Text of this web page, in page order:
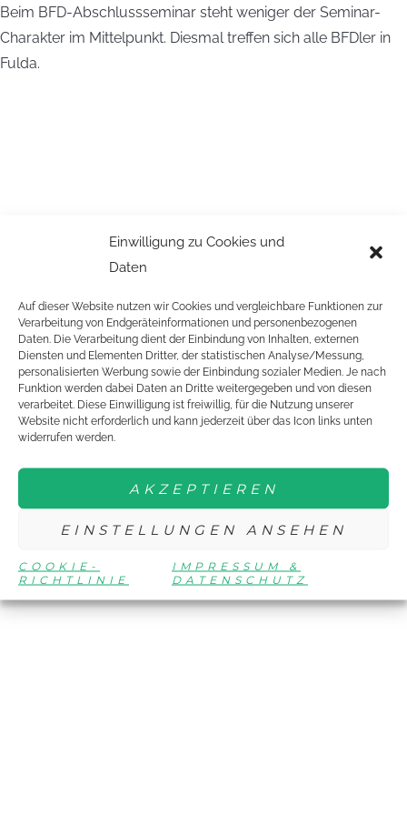
Einwilligung zu Cookies und
Daten
Auf dieser Website nutzen wir Cookies und vergleichbare Funktionen zur
Verarbeitung von Endgeräteinformationen und personenbezogenen
Daten. Die Verarbeitung dient der Einbindung von Inhalten, externen
Diensten und Elementen Dritter, der statistischen Analyse/Messung,
personalisierten Werbung sowie der Einbindung sozialer Medien. Je nach
Funktion werden dabei Daten an Dritte weitergegeben und von diesen
verarbeitet. Diese Einwilligung ist freiwillig, für die Nutzung unserer
Website nicht erforderlich und kann jederzeit über das Icon links unten
widerrufen werden.
AKZEPTIEREN
EINSTELLUNGEN ANSEHEN
COOKIE-
RICHTLINIE
IMPRESSUM &
DATENSCHUTZ
Beim BFD-Abschlussseminar steht weniger der Seminar-
Charakter im Mittelpunkt. Diesmal treffen sich alle BFDler in
Fulda.